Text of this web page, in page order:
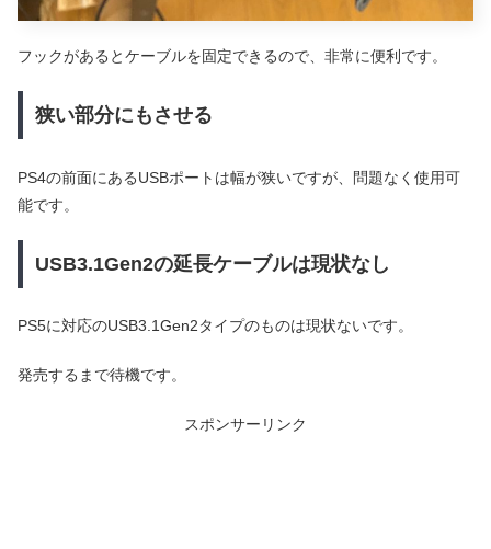
フックがあるとケーブルを固定できるので、非常に便利です。
狭い部分にもさせる
PS4の前面にあるUSBポートは幅が狭いですが、問題なく使用可
能です。
USB3.1Gen2の延長ケーブルは現状なし
PS5に対応のUSB3.1Gen2タイプのものは現状ないです。
発売するまで待機です。
スポンサーリンク